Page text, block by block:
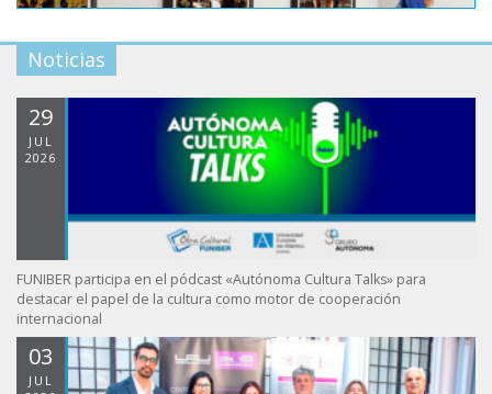
Noticias
29
JUL
2026
FUNIBER participa en el pódcast «Autónoma Cultura Talks» para
destacar el papel de la cultura como motor de cooperación
internacional
03
JUL